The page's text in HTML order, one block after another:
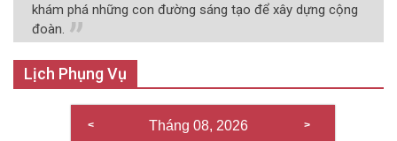
khám phá những con đường sáng tạo để xây dựng cộng
đoàn.
Lịch Phụng Vụ
Tháng 08, 2026